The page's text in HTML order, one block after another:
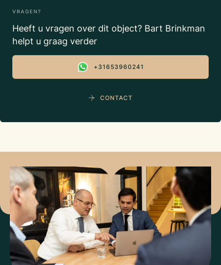
VRAGEN?
Heeft u vragen over dit object? Bart Brinkman
helpt u graag verder
+31653960241
CONTACT